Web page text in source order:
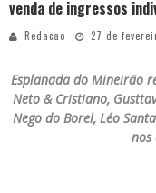
venda de ingressos
Redacao 27 de
Esplanada do Mineirão
Neto & Cristiano,
Nego do Borel, Léo
nos